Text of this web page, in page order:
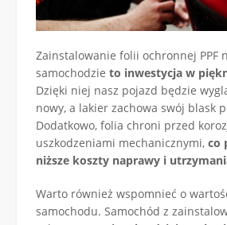
Zainstalowanie folii ochronnej PPF
samochodzie to inwestycja w
Dzięki niej nasz pojazd będzie
nowy, a lakier zachowa swój blask
Dodatkowo, folia chroni przed
uszkodzeniami mechanicznymi, co
niższe koszty naprawy i
Warto również wspomnieć o
samochodu. Samochód z